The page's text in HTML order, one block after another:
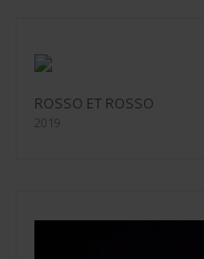
ROSSO ET ROSSO
2019